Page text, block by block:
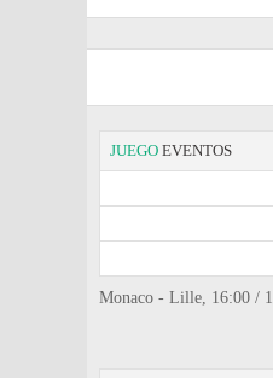
JUEGO EVENTOS
Monaco - Lille, 16:00 /